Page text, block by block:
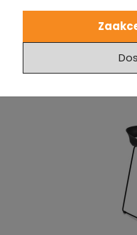
HOKER BEZ